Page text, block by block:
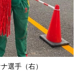
ナ選手（右）